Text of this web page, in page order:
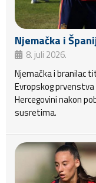
Njemačka i
8. juli 2026.
Njemačka i branilac
Evropskog prvenstva
Hercegovini nakon
susretima.